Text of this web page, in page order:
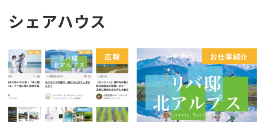
シェアハウス
広報 お仕事紹介